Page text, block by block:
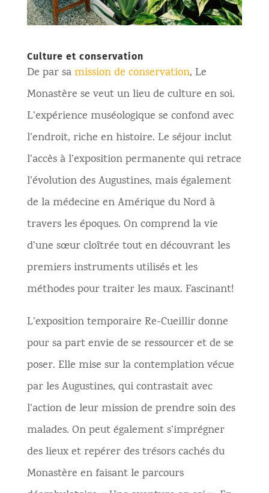
Culture et conservation
De par samission de conservation, Le
Monastère se veut un lieu de culture en soi.
L’expérience muséologique se confond avec
l’endroit, riche en histoire. Le séjour inclut
l’accès à l’exposition permanente qui retrace
l’évolution des Augustines, mais également
de la médecine en Amérique du Nord à
travers les époques. On comprend la vie
d’une sœur cloîtrée tout en découvrant les
premiers instruments utilisés et les
méthodes pour traiter les maux. Fascinant!
L’exposition temporaire Re-Cueillir donne
pour sa part envie de se ressourcer et de se
poser. Elle mise sur la contemplation vécue
par les Augustines, qui contrastait avec
l’action de leur mission de prendre soin des
malades. On peut également s’imprégner
des lieux et repérer des trésors cachés du
Monastère en faisant le parcours